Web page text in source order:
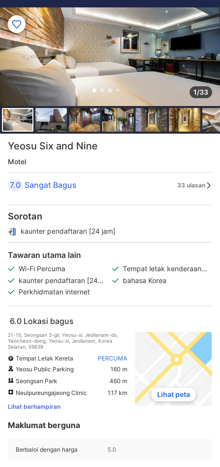
1/33
Yeosu Six and Nine
Motel
7.0 Sangat Bagus 33 ulasan
Sorotan
kaunter pendaftaran [24 jam]
Tawaran utama lain
Wi-Fi Percuma
Tempat letak kenderaan
percuma
kaunter pendaftaran [24
jam]
bahasa Korea
Perkhidmatan internet
6.0 Lokasi bagus
21-10, Seongsan 3-gil, Yeosu-si, Jeollanam-do,
Yeocheon-dong, Yeosu-si, Jeollanam, Korea
Selatan, 59639
Tempat Letak Kereta
PERCUMA
Yeosu Public Parking
160 m
Seongsan Park
460 m
Neulpureungajeong Clinic
1.17 km
Lihat berhampiran
Lihat peta
Maklumat berguna
Berbaloi dengan harga 5.0